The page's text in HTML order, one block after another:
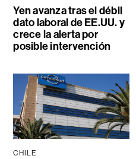
Yen avanza tras el débil
dato laboral de EE.UU. y
crece la alerta por
posible intervención
CHILE